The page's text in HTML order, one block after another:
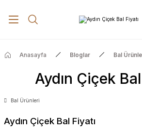
Anasayfa Bloglar Bal
Aydın Çiçek
Bal Ürünleri
Aydın Çiçek Bal Fiyatı